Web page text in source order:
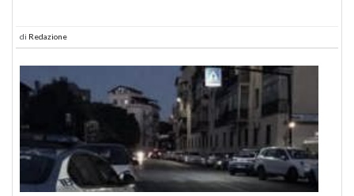
di Redazione